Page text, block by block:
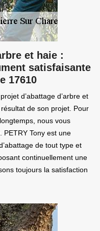
et haie :
satisfaisante
17610
d’abattage d’arbre et
de son projet. Pour
nous vous
PETRY Tony est une
de tout type et
continuellement une
toujours la satisfaction